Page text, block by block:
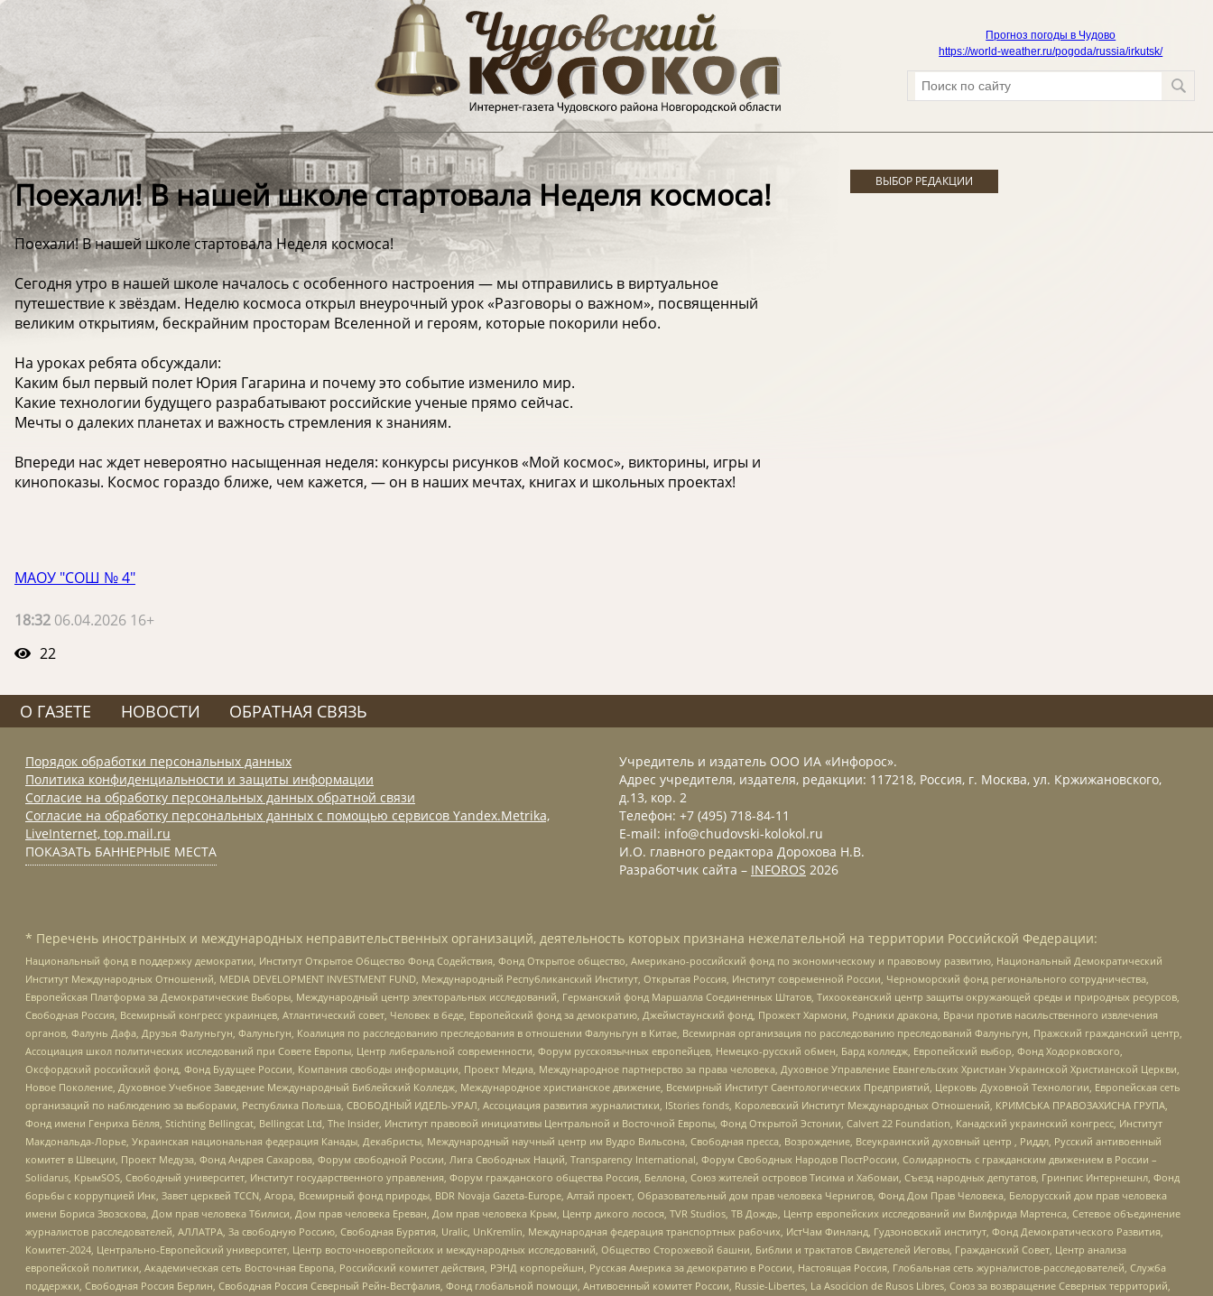
Прогноз погоды в Чудово
https://world-weather.ru/pogoda/russia/irkutsk/
Поехали! В нашей школе стартовала Неделя космоса!
Поехали! В нашей школе стартовала Неделя космоса!
Сегодня утро в нашей школе началось с особенного настроения — мы отправились в виртуальное
путешествие к звёздам. Неделю космоса открыл внеурочный урок «Разговоры о важном», посвященный
великим открытиям, бескрайним просторам Вселенной и героям, которые покорили небо.
На уроках ребята обсуждали:
Каким был первый полет Юрия Гагарина и почему это событие изменило мир.
Какие технологии будущего разрабатывают российские ученые прямо сейчас.
Мечты о далеких планетах и важность стремления к знаниям.
Впереди нас ждет невероятно насыщенная неделя: конкурсы рисунков «Мой космос», викторины, игры и
кинопоказы. Космос гораздо ближе, чем кажется, — он в наших мечтах, книгах и школьных проектах!
МАОУ "СОШ № 4"
18:32 06.04.2026 16+
22
ВЫБОР РЕДАКЦИИ
О ГАЗЕТЕ НОВОСТИ ОБРАТНАЯ СВЯЗЬ
Порядок обработки персональных данных
Политика конфиденциальности и защиты информации
Согласие на обработку персональных данных обратной связи
Согласие на обработку персональных данных с помощью сервисов Yandex.Metrika,
LiveInternet, top.mail.ru
ПОКАЗАТЬ БАННЕРНЫЕ МЕСТА
Учредитель и издатель ООО ИА «Инфорос».
Адрес учредителя, издателя, редакции: 117218, Россия, г. Москва, ул. Кржижановского,
д.13, кор. 2
Телефон: +7 (495) 718-84-11
E-mail: info@chudovski-kolokol.ru
И.О. главного редактора Дорохова Н.В.
Разработчик сайта – INFOROS 2026
* Перечень иностранных и международных неправительственных организаций, деятельность которых признана нежелательной на территории Российской Федерации:
Национальный фонд в поддержку демократии, Институт Открытое Общество Фонд Содействия, Фонд Открытое общество, Американо-российский фонд по экономическому и правовому развитию, Национальный Демократический
Институт Международных Отношений, MEDIA DEVELOPMENT INVESTMENT FUND, Международный Республиканский Институт, Открытая Россия, Институт современной России, Черноморский фонд регионального сотрудничества,
Европейская Платформа за Демократические Выборы, Международный центр электоральных исследований, Германский фонд Маршалла Соединенных Штатов, Тихоокеанский центр защиты окружающей среды и природных ресурсов,
Свободная Россия, Всемирный конгресс украинцев, Атлантический совет, Человек в беде, Европейский фонд за демократию, Джеймстаунский фонд, Прожект Хармони, Родники дракона, Врачи против насильственного извлечения
органов, Фалунь Дафа, Друзья Фалуньгун, Фалуньгун, Коалиция по расследованию преследования в отношении Фалуньгун в Китае, Всемирная организация по расследованию преследований Фалуньгун, Пражский гражданский центр,
Ассоциация школ политических исследований при Совете Европы, Центр либеральной современности, Форум русскоязычных европейцев, Немецко-русский обмен, Бард колледж, Европейский выбор, Фонд Ходорковского,
Оксфордский российский фонд, Фонд Будущее России, Компания свободы информации, Проект Медиа, Международное партнерство за права человека, Духовное Управление Евангельских Христиан Украинской Христианской Церкви,
Новое Поколение, Духовное Учебное Заведение Международный Библейский Колледж, Международное христианское движение, Всемирный Институт Саентологических Предприятий, Церковь Духовной Технологии, Европейская сеть
организаций по наблюдению за выборами, Республика Польша, СВОБОДНЫЙ ИДЕЛЬ-УРАЛ, Ассоциация развития журналистики, IStories fonds, Королевский Институт Международных Отношений, КРИМСЬКА ПРАВОЗАХИСНА ГРУПА,
Фонд имени Генриха Бёлля, Stichting Bellingcat, Bellingcat Ltd, The Insider, Институт правовой инициативы Центральной и Восточной Европы, Фонд Открытой Эстонии, Calvert 22 Foundation, Канадский украинский конгресс, Институт
Макдональда-Лорье, Украинская национальная федерация Канады, Декабристы, Международный научный центр им Вудро Вильсона, Свободная пресса, Возрождение, Всеукраинский духовный центр , Риддл, Русский антивоенный
комитет в Швеции, Проект Медуза, Фонд Андрея Сахарова, Форум свободной России, Лига Свободных Наций, Transparеncy International, Форум Свободных Народов ПостРоссии, Солидарность с гражданским движением в России –
Solidarus, КрымSOS, Свободный университет, Институт государственного управления, Форум гражданского общества Россия, Беллона, Союз жителей островов Тисима и Хабомаи, Съезд народных депутатов, Гринпис Интернешнл, Фонд
борьбы с коррупцией Инк, Завет церквей TCCN, Агора, Всемирный фонд природы, BDR Novaja Gazeta-Europe, Алтай проект, Образовательный дом прав человека Чернигов, Фонд Дом Прав Человека, Белорусский дом прав человека
имени Бориса Звозскова, Дом прав человека Тбилиси, Дом прав человека Ереван, Дом прав человека Крым, Центр дикого лосося, TVR Studios, ТВ Дождь, Центр европейских исследований им Вилфрида Мартенса, Сетевое объединение
журналистов расследователей, АЛЛАТРА, За свободную Россию, Свободная Бурятия, Uralic, UnKremlin, Международная федерация транспортных рабочих, ИстЧам Финланд, Гудзоновский институт, Фонд Демократического Развития,
Комитет-2024, Центрально-Европейский университет, Центр восточноевропейских и международных исследований, Общество Сторожевой башни, Библии и трактатов Свидетелей Иеговы, Гражданский Совет, Центр анализа
европейской политики, Академическая сеть Восточная Европа, Российский комитет действия, РЭНД корпорейшн, Русская Америка за демократию в России, Настоящая Россия, Глобальная сеть журналистов-расследователей, Служба
поддержки, Свободная Россия Берлин, Свободная Россия Северный Рейн-Вестфалия, Фонд глобальной помощи, Антивоенный комитет России, Russie-Libertes, La Asocicion de Rusos Libres, Союз за возвращение Северных территорий,